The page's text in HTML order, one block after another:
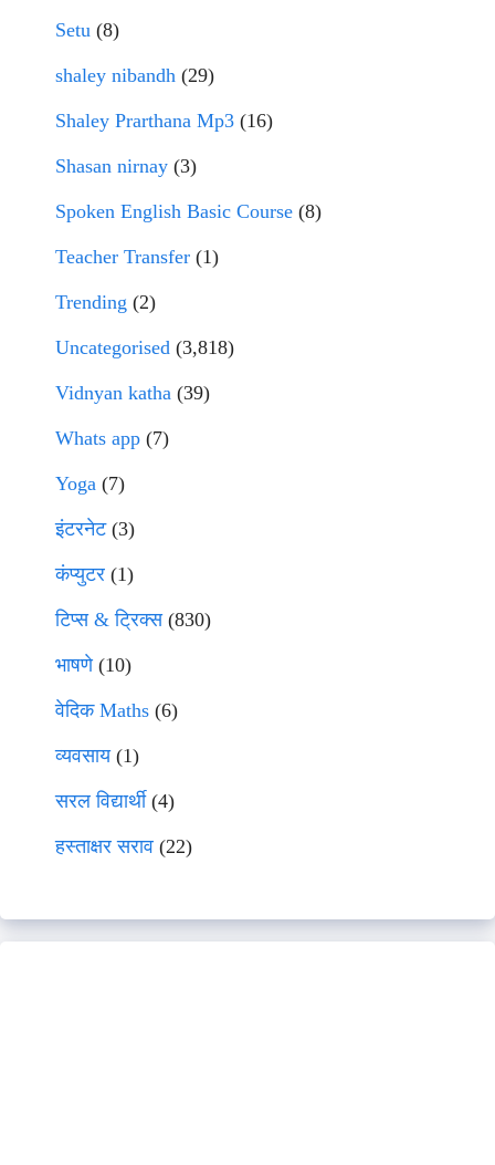
Setu (8)
shaley nibandh (29)
Shaley Prarthana Mp3 (16)
Shasan nirnay (3)
Spoken English Basic Course (8)
Teacher Transfer (1)
Trending (2)
Uncategorised (3,818)
Vidnyan katha (39)
Whats app (7)
Yoga (7)
इंटरनेट(3)
कंप्युटर (1)
टिप्स & ट्रिक्स(830)
भाषणे(10)
वेदिक Maths (6)
व्यवसाय(1)
सरल विद्यार्थी(4)
हस्ताक्षर सराव (22)